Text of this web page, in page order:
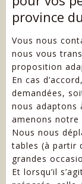
province
Vous nous
nous vous
proposition
En cas
demandées,
nous adaptons
amenons notre
Nous nous
tables (à partir
grandes
Et lorsqu’il